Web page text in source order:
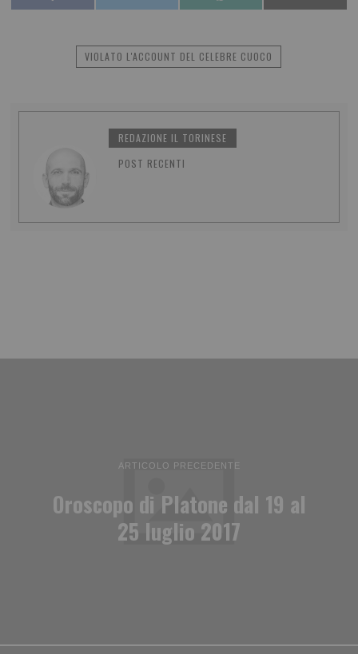
VIOLATO L'ACCOUNT DEL CELEBRE CUOCO
REDAZIONE IL TORINESE
POST RECENTI
ARTICOLO PRECEDENTE
Oroscopo di Platone dal 19 al
25 luglio 2017